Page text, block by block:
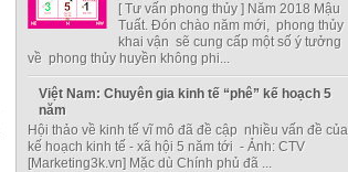
[ Tư vấn phong thủy ] Năm 2018 Mậu
Tuất. Đón chào năm mới, phong thủy
khai vận sẽ cung cấp một số ý tưởng
về phong thủy huyền không phi...
Việt Nam: Chuyên gia kinh tế “phê” kế hoạch 5
năm
Hội thảo về kinh tế vĩ mô đã đề cập nhiều vấn đề của
kế hoạch kinh tế - xã hội 5 năm tới - Ảnh: CTV
[Marketing3k.vn] Mặc dù Chính phủ đã ...